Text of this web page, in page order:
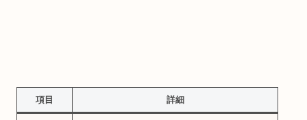
項目 詳細